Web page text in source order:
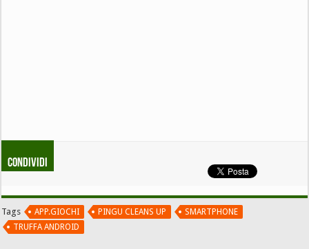
Condividi
Tags APP.GIOCHI PINGU CLEANS UP
SMARTPHONE
TRUFFA ANDROID